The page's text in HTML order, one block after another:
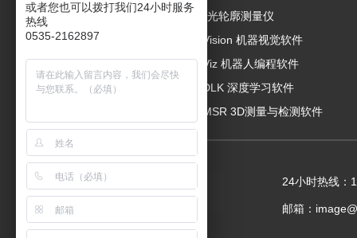
工业镜头
视觉光源
3D线激光轮廓测量仪
Mech-Vision 机器视觉软件
Mech-Viz 机器人编程软件
Mech-DLK 深度学习软件
Mech-MSR 3D测量与检测软件
24小时热线
邮箱：
或者您也可以拨打我们24小时服务
热线
0535-2162897